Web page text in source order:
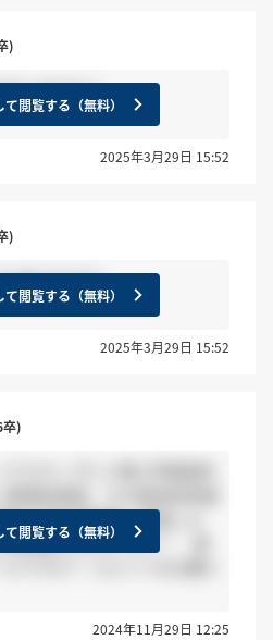
)
方いますか？
閲覧する（無料）
2025年3月29日 15:52
)
も答えれます。
閲覧する（無料）
2025年3月29日 15:52
)
後の技術系面接に通過した
格通知がきましたか？ ・通
閲覧する（無料）
2024年11月29日 12:25